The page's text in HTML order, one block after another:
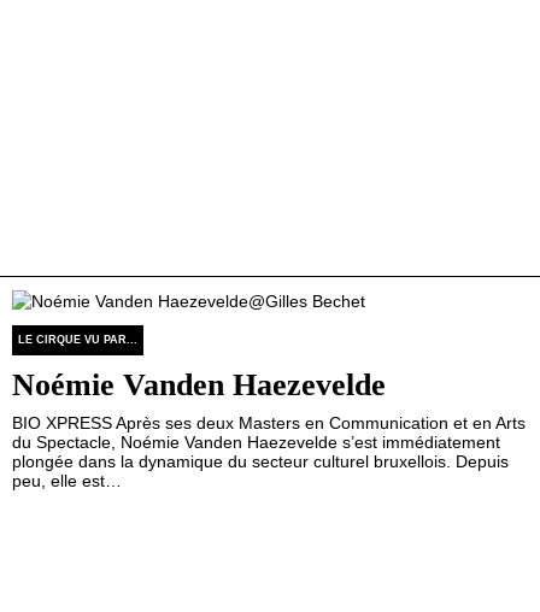
LE CIRQUE VU PAR...
Noémie Vanden Haezevelde
BIO XPRESS Après ses deux Masters en Communication et en Arts
du Spectacle, Noémie Vanden Haezevelde s’est immédiatement
plongée dans la dynamique du secteur culturel bruxellois. Depuis
peu, elle est…